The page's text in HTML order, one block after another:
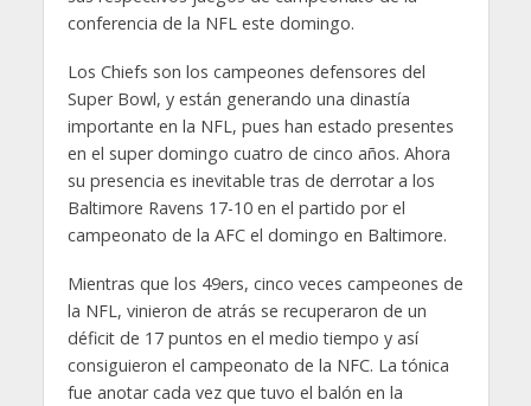
conferencia de la NFL este domingo.
Los Chiefs son los campeones defensores del
Super Bowl, y están generando una dinastía
importante en la NFL, pues han estado presentes
en el super domingo cuatro de cinco años. Ahora
su presencia es inevitable tras de derrotar a los
Baltimore Ravens 17-10 en el partido por el
campeonato de la AFC el domingo en Baltimore.
Mientras que los 49ers, cinco veces campeones de
la NFL, vinieron de atrás se recuperaron de un
déficit de 17 puntos en el medio tiempo y así
consiguieron el campeonato de la NFC. La tónica
fue anotar cada vez que tuvo el balón en la